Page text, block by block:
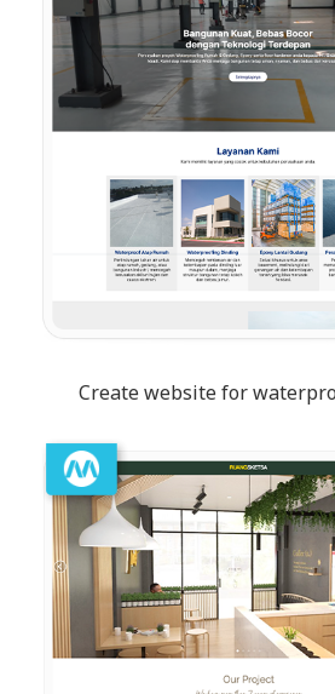
Create website for